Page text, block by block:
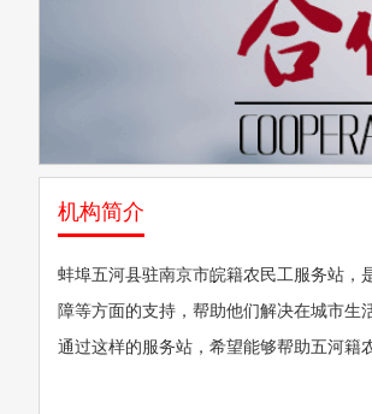
机构简介
蚌埠五河县驻南京市皖籍农民工服务站，
障等方面的支持，帮助他们解决在城市生
通过这样的服务站，希望能够帮助五河籍